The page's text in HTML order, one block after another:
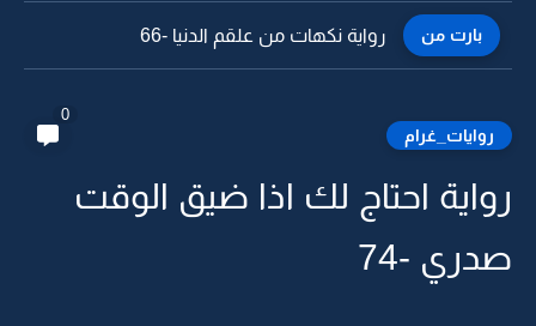
بارت من رواية نكهات من علقم الدنيا -65
روايات_غرام
0
رواية احتاج لك اذا ضيق الوقت
صدري -74